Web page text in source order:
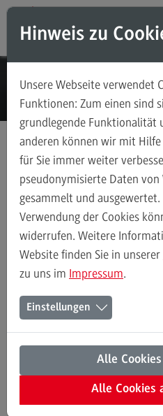
Direkt zum Inhalt
Direkt zum Hauptmenu
Direkt zum Footer
Masterstudiengänge
Accounting, Controlling,
Accounting, Controlling,
Modulangebot
Berufsperspektiven
Kontakt
Advanced Practice in
Advanced Practice in
Rahmenbedingungen
Modulangebot
Bauingenieurwesen
Bauingenieurwesen
Anmeldung
Master Insights
Mosbach
Für einen Dualen Master der
Gründe: Möchten Sie sich
Oktober 2025, von 16.30-
Mosbach, Lohrtalweg 10
Hinweis zu
Unsere Webseite verwendet
Funktionen: Zum einen sind
grundlegende Funktionalität
anderen können wir mit
für Sie immer weiter
pseudonymisierte Daten von
gesammelt und
Verwendung der Cookies
widerrufen. Weitere
Website finden Sie in unserer
zu uns im Impressum.
Einstellungen
Alle
Alle Cookies